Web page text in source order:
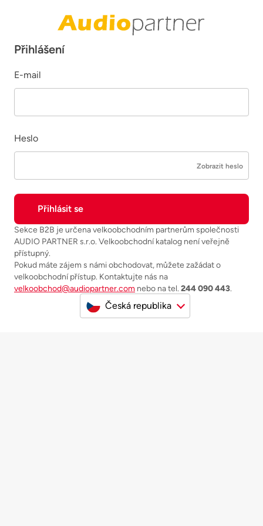
Přihlášení
E-mail
Heslo
Zobrazit heslo
Sekce B2B je určena velkoobchodním partnerům společnosti
AUDIO PARTNER s.r.o. Velkoobchodní katalog není veřejně
přístupný.
Pokud máte zájem s námi obchodovat, můžete zažádat o
velkoobchodní přístup. Kontaktujte nás na
velkoobchod@audiopartner.com nebo na tel. 244 090 443.
Česká republika